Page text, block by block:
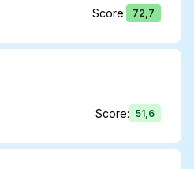
Score: 72,7
Score: 51,6